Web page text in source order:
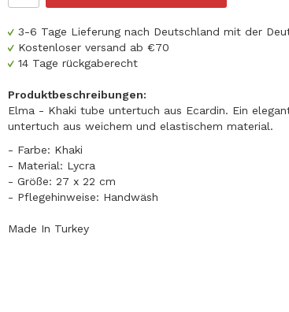
3-6 Tage Lieferung nach Deutschland mit der
Kostenloser versand ab €70
14 Tage rückgaberecht
Produktbeschreibungen:
Elma - Khaki tube untertuch aus Ecardin. Ein
untertuch aus weichem und elastischem material.
- Farbe: Khaki
- Material: Lycra
- Größe: 27 x 22 cm
- Pflegehinweise: Handwäsh
Made In Turkey